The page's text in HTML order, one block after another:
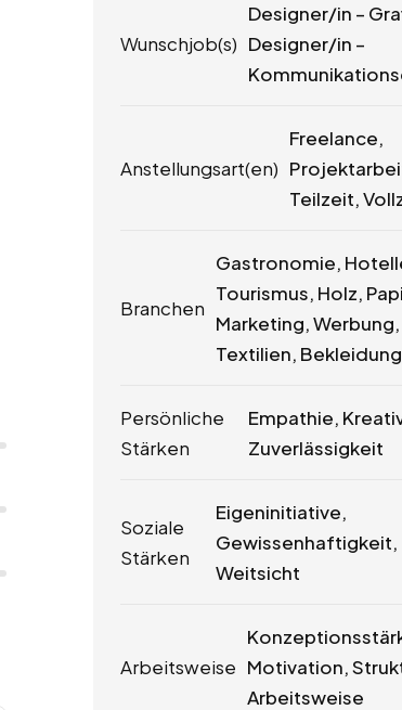
Wunschjob(s)
Designer/in –
Designer/in –
Anstellungsart(en)
Freelance,
Teilzeit,
Branchen
Gastronomie,
Tourismus, Holz,
Marketing, Werbung,
Textilien,
Persönliche
Stärken
Empathie,
Zuverlässigkeit
Soziale
Stärken
Eigeninitiative,
Gewissenhaftigkeit,
Weitsicht
Arbeitsweise Motivation,
Arbeitsweise